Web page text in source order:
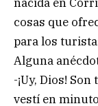
nacida en
cosas que
para los
Alguna
-¡Uy, Dios!
vestí en